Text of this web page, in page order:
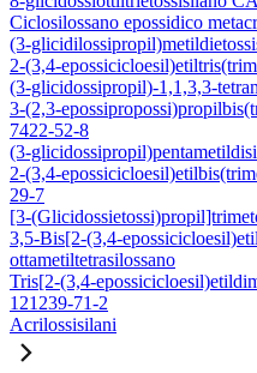
Ciclosilossano epossidico
(3-
2-(3,4-
(3-glicidossipropil)-1,1,3,3-
3-(2,3-
7422-52-8
(3-
2-(3,4-
29-7
[3-
3,5-Bis[2-(3,4-
ottametiltetrasilossano
Tris[2-(3,4-
121239-71-2
Acrilossisilani